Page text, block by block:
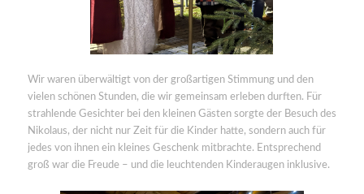
Wir waren überwältigt von der großartigen Stimmung und den
vielen schönen Stunden, die wir gemeinsam erleben durften. Für
strahlende Gesichter bei den kleinen Gästen sorgte der Besuch des
Nikolaus, der nicht nur Zeit für die Kinder hatte, sondern auch für
jedes von ihnen ein kleines Geschenk mitbrachte. Entsprechend
groß war die Freude – und die leuchtenden Kinderaugen inklusive.